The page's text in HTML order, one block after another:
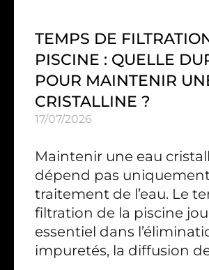
TEMPS DE
PISCINE : QUELLE
POUR MAINTENIR
CRISTALLINE ?
17/07/2026
Maintenir une eau
dépend pas
traitement de l’eau. Le
filtration de la piscine
essentiel dans
impuretés, la diffusion